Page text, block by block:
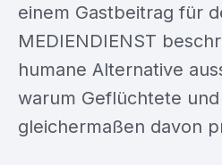
einem Gastbeitrag für
MEDIENDIENST
humane Alternative
warum Geflüchtete und
gleichermaßen davon